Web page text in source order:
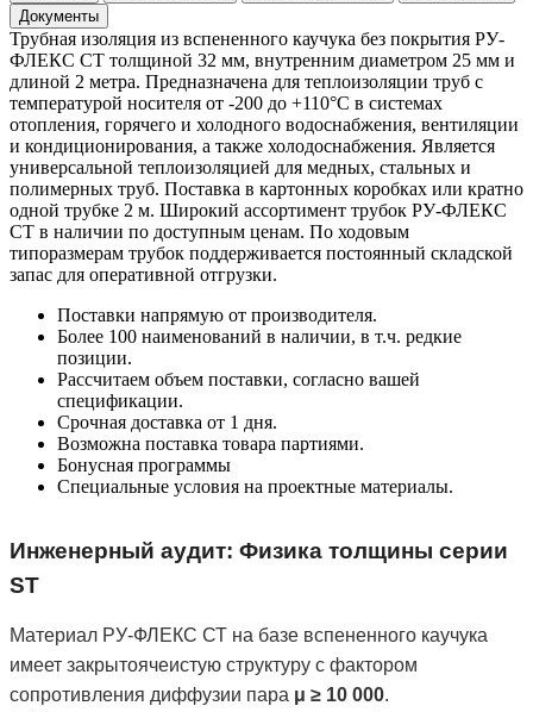
Документы
Трубная изоляция из вспененного каучука без покрытия РУ-
ФЛЕКС СТ толщиной 32 мм, внутренним диаметром 25 мм и
длиной 2 метра. Предназначена для теплоизоляции труб с
температурой носителя от -200 до +110°С в системах
отопления, горячего и холодного водоснабжения, вентиляции
и кондиционирования, а также холодоснабжения. Является
универсальной теплоизоляцией для медных, стальных и
полимерных труб. Поставка в картонных коробках или кратно
одной трубке 2 м. Широкий ассортимент трубок РУ-ФЛЕКС
СТ в наличии по доступным ценам. По ходовым
типоразмерам трубок поддерживается постоянный складской
запас для оперативной отгрузки.
Поставки напрямую от производителя.
Более 100 наименований в наличии, в т.ч. редкие
позиции.
Рассчитаем объем поставки, согласно вашей
спецификации.
Срочная доставка от 1 дня.
Возможна поставка товара партиями.
Бонусная программы
Специальные условия на проектные материалы.
Инженерный аудит: Физика толщины серии
ST
Материал РУ-ФЛЕКС СТ на базе вспененного каучука
имеет закрытоячеистую структуру с фактором
сопротивления диффузии пара μ ≥ 10 000.